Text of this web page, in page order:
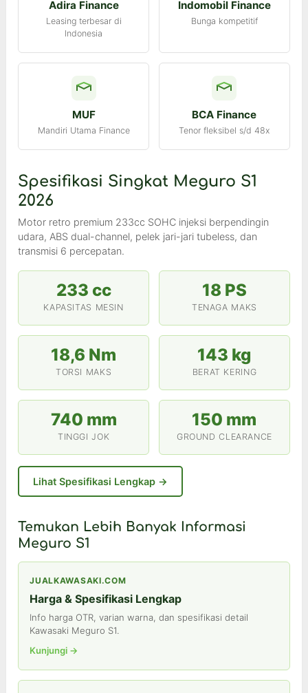
Adira Finance
Leasing terbesar di
Indonesia
Indomobil Finance
Bunga kompetitif
MUF
Mandiri Utama Finance
BCA Finance
Tenor fleksibel s/d 48x
Spesifikasi Singkat Meguro S1
2026
Motor retro premium 233cc SOHC injeksi berpendingin
udara, ABS dual-channel, pelek jari-jari tubeless, dan
transmisi 6 percepatan.
233 cc
KAPASITAS MESIN
18 PS
TENAGA MAKS
18,6 Nm
TORSI MAKS
143 kg
BERAT KERING
740 mm
TINGGI JOK
150 mm
GROUND CLEARANCE
Lihat Spesifikasi Lengkap →
Temukan Lebih Banyak Informasi
Meguro S1
JUALKAWASAKI.COM
Harga & Spesifikasi Lengkap
Info harga OTR, varian warna, dan spesifikasi detail
Kawasaki Meguro S1.
Kunjungi →